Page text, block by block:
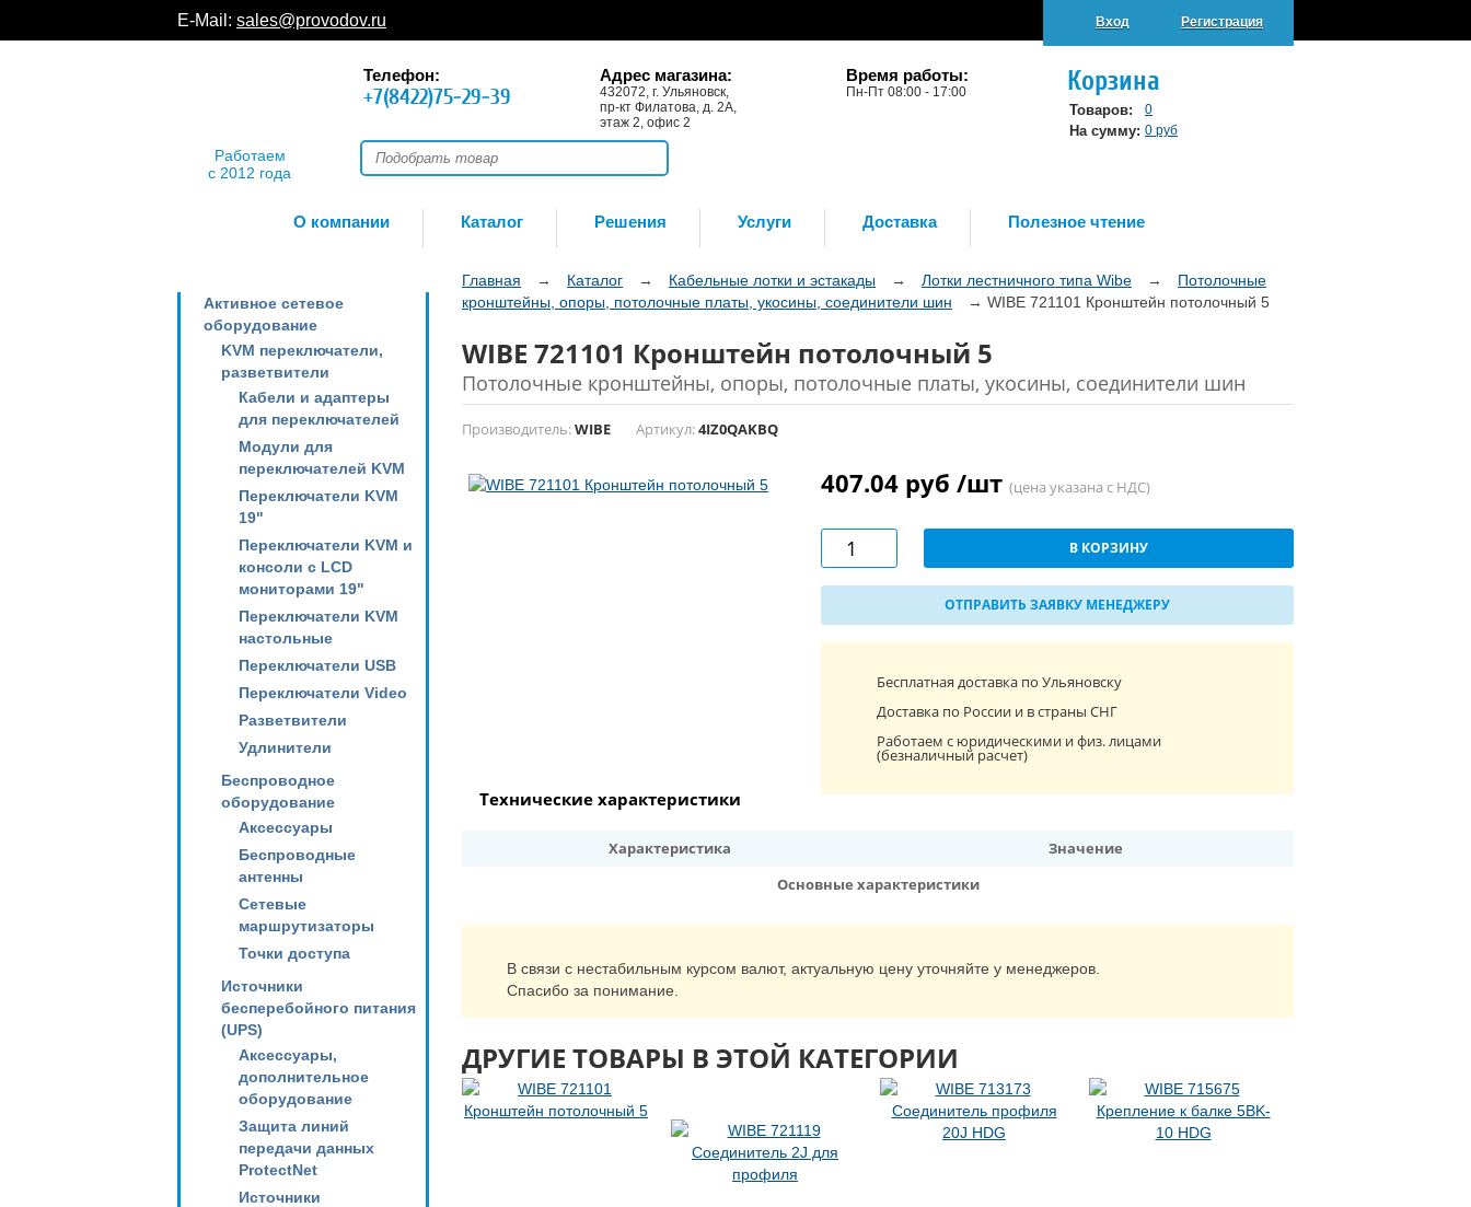
E-Mail: sales@provodov.ru Вход Регистрация
Работаем
с 2012 года
Телефон:
+7(8422)75-29-39
Адрес магазина:
432072, г. Ульяновск,
пр-кт Филатова, д. 2А,
этаж 2, офис 2
Время работы:
Пн-Пт 08:00 - 17:00 Корзина
Товаров: 0
На сумму: 0 руб
О компании Каталог Решения Услуги Доставка Полезное чтение
Активное сетевое
оборудование
KVM переключатели,
разветвители
Кабели и адаптеры
для переключателей
Модули для
переключателей KVM
Переключатели KVM
19"
Переключатели KVM и
консоли с LCD
мониторами 19"
Переключатели KVM
настольные
Переключатели USB
Переключатели Video
Разветвители
Удлинители
Беспроводное
оборудование
Аксессуары
Беспроводные
антенны
Сетевые
маршрутизаторы
Точки доступа
Источники
бесперебойного питания
(UPS)
Аксессуары,
дополнительное
оборудование
Защита линий
передачи данных
ProtectNet
Источники
Главная → Каталог → Кабельные лотки и эстакады → Лотки лестничного типа Wibe →
Потолочные
кронштейны, опоры, потолочные платы, укосины, соединители шин
→ WIBE 721101 Кронштейн потолочный 5
WIBE 721101 Кронштейн потолочный 5
Потолочные кронштейны, опоры, потолочные платы, укосины, соединители шин
Производитель:WIBE Артикул:4IZ0QAKBQ
407.04 руб /шт (цена указана с НДС)
В КОРЗИНУ
ОТПРАВИТЬ ЗАЯВКУ МЕНЕДЖЕРУ
Бесплатная доставка по Ульяновску
Доставка по России и в страны СНГ
Работаем с юридическими и физ. лицами
(безналичный расчет)
Технические характеристики
Характеристика
Значение
Основные характеристики
В связи с нестабильным курсом валют, актуальную цену уточняйте у менеджеров.
Спасибо за понимание.
ДРУГИЕ ТОВАРЫ В ЭТОЙ КАТЕГОРИИ